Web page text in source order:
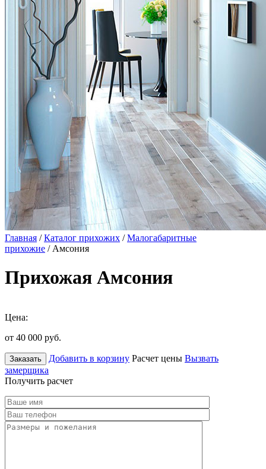
Главная /Каталог прихожих /Малогабаритные
прихожие / Амсония
Прихожая Амсония
Цена:
от 40 000 руб.
Заказать Добавить в корзину Расчет цены Вызвать
замерщика
Получить расчет